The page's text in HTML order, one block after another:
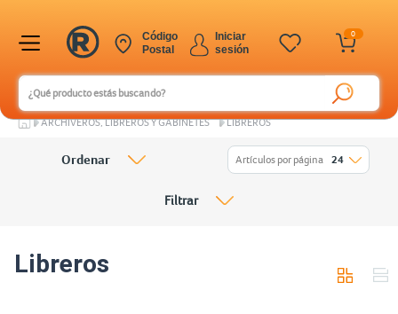
0
Iniciar
sesión
Código
Postal
ARCHIVEROS, LIBREROS Y GABINETES LIBREROS
Libreros
Ordenar Artículos por página 24
Filtrar